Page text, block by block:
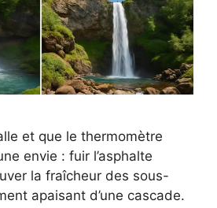
et que le thermomètre
envie : fuir l’asphalte
la fraîcheur des sous-
apaisant d’une cascade.